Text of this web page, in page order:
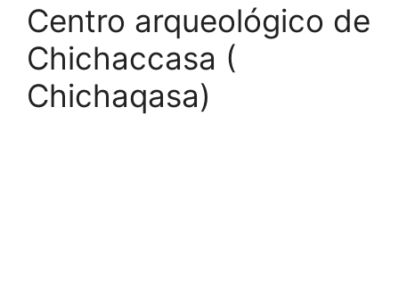
Centro arqueológico de
Chichaccasa (
Chichaqasa)